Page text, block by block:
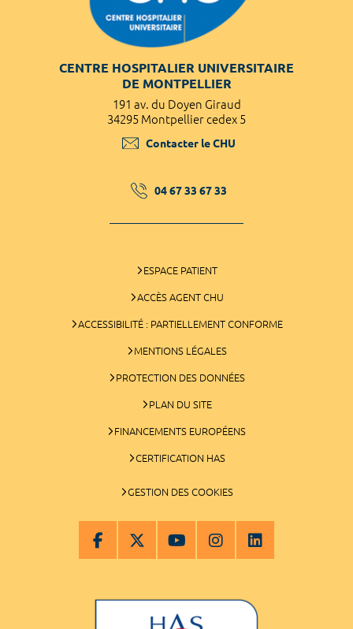
CENTRE HOSPITALIER UNIVERSITAIRE
DE MONTPELLIER
191 av. du Doyen Giraud
34295 Montpellier cedex 5
Contacter le CHU
04 67 33 67 33
ESPACE PATIENT
ACCÈS AGENT CHU
ACCESSIBILITÉ : PARTIELLEMENT CONFORME
MENTIONS LÉGALES
PROTECTION DES DONNÉES
PLAN DU SITE
FINANCEMENTS EUROPÉENS
CERTIFICATION HAS
GESTION DES COOKIES